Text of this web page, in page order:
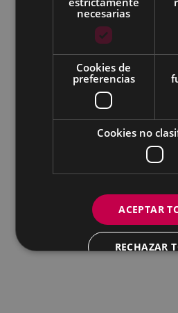
Todas las redes sociales
Eibarko Andretxea - Isasi
Andretxea: 943 54 39 38
andretxea@eibar.eus
IFZ: P2003100A |
necesarias
Cookies de
preferencias
Cookies no
ACEPTAR
RECHAZAR